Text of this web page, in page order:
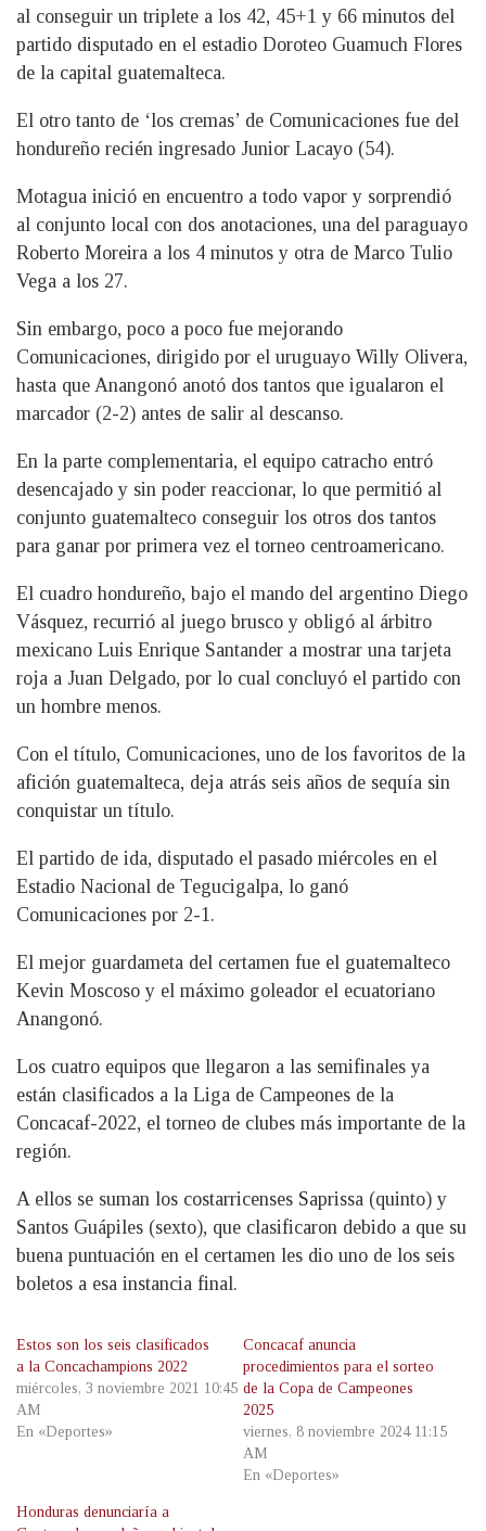
al conseguir un triplete a los 42, 45+1 y 66 minutos del
partido disputado en el estadio Doroteo Guamuch Flores
de la capital guatemalteca.
El otro tanto de ‘los cremas’ de Comunicaciones fue del
hondureño recién ingresado Junior Lacayo (54).
Motagua inició en encuentro a todo vapor y sorprendió
al conjunto local con dos anotaciones, una del paraguayo
Roberto Moreira a los 4 minutos y otra de Marco Tulio
Vega a los 27.
Sin embargo, poco a poco fue mejorando
Comunicaciones, dirigido por el uruguayo Willy Olivera,
hasta que Anangonó anotó dos tantos que igualaron el
marcador (2-2) antes de salir al descanso.
En la parte complementaria, el equipo catracho entró
desencajado y sin poder reaccionar, lo que permitió al
conjunto guatemalteco conseguir los otros dos tantos
para ganar por primera vez el torneo centroamericano.
El cuadro hondureño, bajo el mando del argentino Diego
Vásquez, recurrió al juego brusco y obligó al árbitro
mexicano Luis Enrique Santander a mostrar una tarjeta
roja a Juan Delgado, por lo cual concluyó el partido con
un hombre menos.
Con el título, Comunicaciones, uno de los favoritos de la
afición guatemalteca, deja atrás seis años de sequía sin
conquistar un título.
El partido de ida, disputado el pasado miércoles en el
Estadio Nacional de Tegucigalpa, lo ganó
Comunicaciones por 2-1.
El mejor guardameta del certamen fue el guatemalteco
Kevin Moscoso y el máximo goleador el ecuatoriano
Anangonó.
Los cuatro equipos que llegaron a las semifinales ya
están clasificados a la Liga de Campeones de la
Concacaf-2022, el torneo de clubes más importante de la
región.
A ellos se suman los costarricenses Saprissa (quinto) y
Santos Guápiles (sexto), que clasificaron debido a que su
buena puntuación en el certamen les dio uno de los seis
boletos a esa instancia final.
Estos son los seis clasificados
a la Concachampions 2022
miércoles, 3 noviembre 2021 10:45
AM
En «Deportes»
Concacaf anuncia
procedimientos para el sorteo
de la Copa de Campeones
2025
viernes, 8 noviembre 2024 11:15
AM
En «Deportes»
Honduras denunciaría a